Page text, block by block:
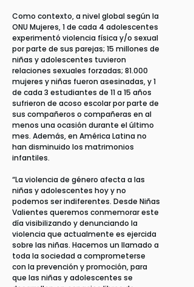
Como contexto, a nivel global según la
ONU Mujeres, 1 de cada 4 adolescentes
experimentó violencia física y/o sexual
por parte de sus parejas; 15 millones de
niñas y adolescentes tuvieron
relaciones sexuales forzadas; 81.000
mujeres y niñas fueron asesinadas, y 1
de cada 3 estudiantes de 11 a 15 años
sufrieron de acoso escolar por parte de
sus compañeros o compañeras en al
menos una ocasión durante el último
mes. Además, en América Latina no
han disminuido los matrimonios
infantiles.
“La violencia de género afecta a las
niñas y adolescentes hoy y no
podemos ser indiferentes. Desde Niñas
Valientes queremos conmemorar este
día visibilizando y denunciando la
violencia que actualmente es ejercida
sobre las niñas. Hacemos un llamado a
toda la sociedad a comprometerse
con la prevención y promoción, para
que las niñas y adolescentes se